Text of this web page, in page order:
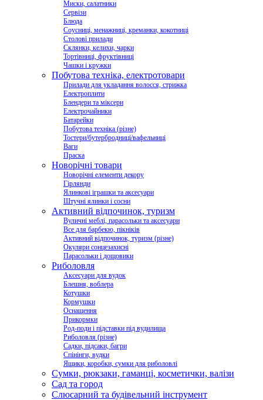
Миски, салатники
Сервізи
Блюда
Соусниці, менажниці, креманки, кокотниці
Столові прилади
Склянки, келихи, чарки
Тортівниці, фруктівниці
Чашки і кружки
Побутова техніка, електротовари
Прилади для укладання волосся, стрижка
Електроплити
Блендери та міксери
Електрочайники
Батарейки
Побутова техніка (різне)
Тостери/бутербродниці/вафельниці
Ваги
Праска
Новорічні товари
Новорічні елементи декору
Гірлянди
Ялинкові іграшки та аксесуари
Штучні ялинки і сосни
Активний відпочинок, туризм
Вуличні меблі, парасольки та аксесуари
Все для барбекю, пікніків
Активний відпочинок, туризм (різне)
Окуляри сонцезахисні
Парасольки і дощовики
Риболовля
Аксесуари для вудок
Блешня, воблера
Котушки
Кормушки
Оснащення
Прикормки
Род-поди і підставки під вудилища
Риболовля (різне)
Садки, підсаки, багри
Спінінги, вудки
Ящики, коробки, сумки для риболовлі
Сумки, рюкзаки, гаманці, косметички, валізи
Сад та город
Слюсарний та будівельний інструмент